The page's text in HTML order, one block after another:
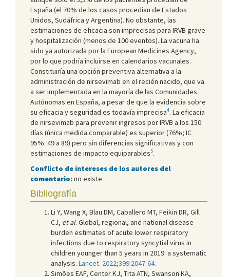
España (el 70% de los casos procedían de Estados
Unidos, Sudáfrica y Argentina). No obstante, las
estimaciones de eficacia son imprecisas para IRVB grave
y hospitalización (menos de 100 eventos). La vacuna ha
sido ya autorizada por la European Medicines Agency,
por lo que podría incluirse en calendarios vacunales.
Constituiría una opción preventiva alternativa a la
administración de nirsevimab en el recién nacido, que va
a ser implementada en la mayoría de las Comunidades
Autónomas en España, a pesar de que la evidencia sobre
su eficacia y seguridad es todavía imprecisa4. La eficacia
de nirsevimab para prevenir ingresos por IRVB a los 150
días (única medida comparable) es superior (76%; IC
95%: 49 a 89) pero sin diferencias significativas y con
estimaciones de impacto equiparables5.
Conflicto de intereses de los autores del
comentario:no existe.
Bibliografía
Li Y, Wang X, Blau DM, Caballero MT, Feikin DR, Gill
CJ, et al. Global, regional, and national disease
burden estimates of acute lower respiratory
infections due to respiratory syncytial virus in
children younger than 5 years in 2019: a systematic
analysis. Lancet. 2022;399:2047-64.
Simões EAF, Center KJ, Tita ATN, Swanson KA,